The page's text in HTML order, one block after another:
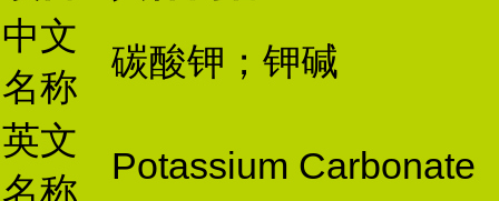
中文
名称
碳酸钾；钾碱
英文
名称
Potassium Carbonate